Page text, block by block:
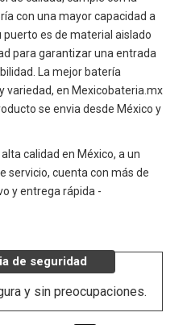
con una mayor capacidad a
es de material aislado
para garantizar una entrada
La mejor batería
variedad, en Mexicobateria.mx
se envia desde México y
calidad en México, a un
servicio, cuenta con más de
y entrega rápida -
de seguridad
y sin preocupaciones.